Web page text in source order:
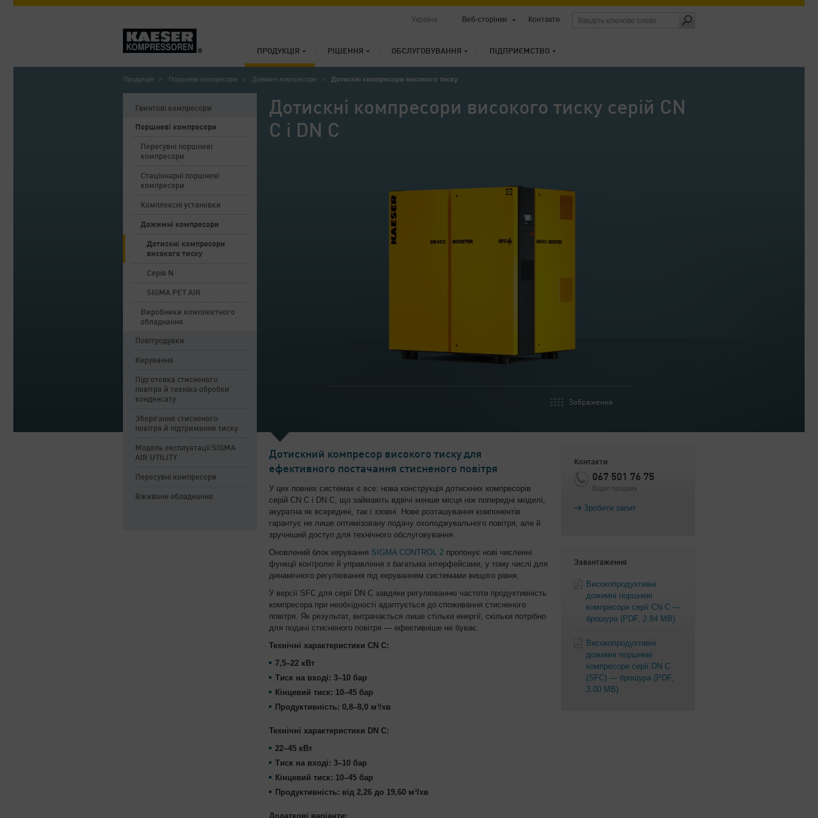
ПРОДУКЦІЯ РІШЕННЯ ОБСЛУГОВУВАННЯ ПІДПРИЄМСТВО
Україна Веб-сторінки Контакти
Продукція Поршневі компресори Дожимні компресори Дотискні компресори високого тиску
Дотискні компресори високого тиску серій CN
C і DN C
Зображення
Гвинтові компресори
Поршневі компресори
Пересувні поршневі
компресори
Стаціонарні поршневі
компресори
Комплексні установки
Дожимні компресори
Дотискні компресори
високого тиску
Серія N
SIGMA PET AIR
Виробники комплектного
обладнання
Повітродувки
Керування
Підготовка стисненого
повітря й техніка обробки
конденсату
Зберігання стисненого
повітря й підтримання тиску
Модель експлуатації SIGMA
AIR UTILITY
Пересувні компресори
Вживане обладнання
Дотискний компресор високого тиску для
ефективного постачання стисненого повітря
У цих повних системах є все: нова конструкція дотискних компресорів
серій CN C і DN C, що займають вдвічі менше місця ніж попередні моделі,
акуратна як всередині, так і ззовні. Нове розташування компонентів
гарантує не лише оптимізовану подачу охолоджувального повітря, але й
зручніший доступ для технічного обслуговування.
Оновлений блок керування SIGMA CONTROL 2 пропонує нові численні
функції контролю й управління з багатьма інтерфейсами, у тому числі для
динамічного регулювання під керуванням системами вищого рівня.
У версії SFC для серії DN C завдяки регулюванню частоти продуктивність
компресора при необхідності адаптується до споживання стисненого
повітря. Як результат, витрачається лише стільки енергії, скільки потрібно
для подачі стисненого повітря — ефективніше не буває.
Технічні характеристики CN C:
7,5–22 кВт
Тиск на вході: 3–10 бар
Кінцевий тиск: 10–45 бар
Продуктивність: 0,8–8,0 м³/хв
Технічні характеристики DN C:
22–45 кВт
Тиск на вході: 3–10 бар
Кінцевий тиск: 10–45 бар
Продуктивність: від 2,26 до 19,60 м³/хв
Додаткові варіанти:
Контакти
067 501 76 75
Відділ продажу
Зробити запит
Завантаження
Високопродуктивні
дожимні поршневі
компресори серії CN C —
брошура (PDF, 2.84 MB)
Високопродуктивні
дожимні поршневі
компресори серії DN C
(SFC) — брошура (PDF,
3.00 MB)